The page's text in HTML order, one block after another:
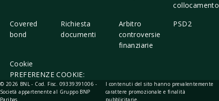
collocamento
Covered
bond
Richiesta
documenti
Arbitro
controversie
finanziarie
PSD2
Cookie
PREFERENZE COOKIE:
© 2026 BNL - Cod. Fisc. 09339391006 -
Società appartenente al Gruppo BNP
Paribas
I contenuti del sito hanno prevalentemente
carattere promozionale e finalità
pubblicitarie.